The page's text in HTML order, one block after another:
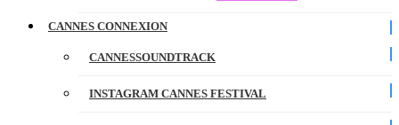
CANNES CONNEXION
CANNESSOUNDTRACK
INSTAGRAM CANNES FESTIVAL